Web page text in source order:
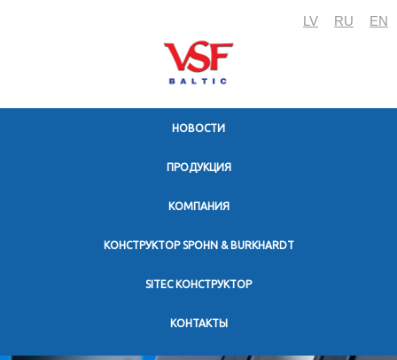
LV RU EN
HОВОСТИ
ПРОДУКЦИЯ
KОМПАНИЯ
КОНСТРУКТОР SPOHN & BURKHARDT
SITEC КОНСТРУКТОР
KОНТАКТЫ